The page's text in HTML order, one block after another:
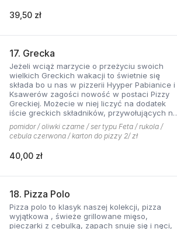
39,50 zł
17. Grecka
Jeżeli wciąż marzycie o przeżyciu swoich
wielkich Greckich wakacji to świetnie się
składa bo u nas w pizzerii Hyyper Pabianice i
Ksawerów zagości nowość w postaci Pizzy
Greckiej. Możecie w niej liczyć na dodatek
iście greckich składników, przywołujących na
myśl piaszczyste plaże i ciepły klimat - ser
typu feta, którego oryginalny smak doskonale
współgra z przypieczoną czerwoną cebulką,
wyjątkowo greckiego charakteru. Jest to pizza
nie boją się poznawać nowych połączeń.
pomidor / oliwki czarne / ser typu Feta / rukola /
cebula czerwona / karton do pizzy 2/ zł
40,00 zł
18. Pizza Polo
Pizza polo to klasyk naszej kolekcji, pizza
wyjątkowa , świeże grillowane mięso,
pieczarki z cebulką, zapach snuje się i nęci,